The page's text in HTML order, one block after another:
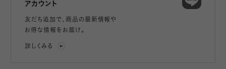
アカウント
友だち追加で、 商品の最新情報や
お得な情報をお届け。
詳しくみる